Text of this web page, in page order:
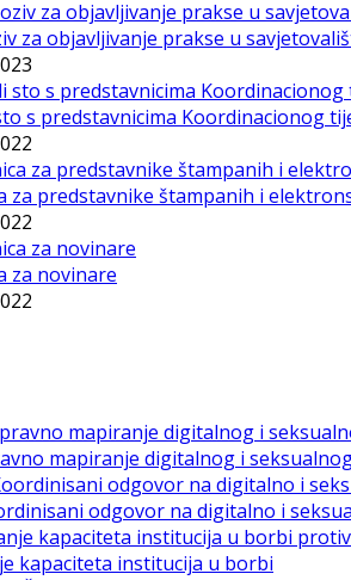
za objavljivanje prakse u
s predstavnicima Koordinacionog
za predstavnike štampanih i
za novinare
mapiranje digitalnog i
odgovor na digitalno i
kapaciteta institucija u borbi